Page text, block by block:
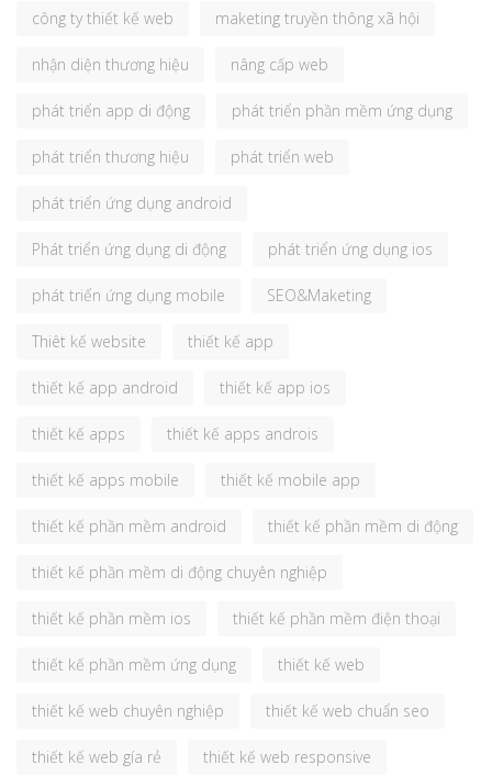
công ty thiết kế web maketing truyền thông xã hội
nhận diện thương hiệu nâng cấp web
phát triển app di động phát triển phần mềm ứng dụng
phát triển thương hiệu phát triển web
phát triển ứng dụng android
Phát triển ứng dụng di động phát triển ứng dụng ios
phát triển ứng dụng mobile SEO&Maketing
Thiêt kế website thiết kế app
thiết kế app android thiết kế app ios
thiết kế apps thiết kế apps androis
thiết kế apps mobile thiết kế mobile app
thiết kế phần mềm android thiết kế phần mềm di động
thiết kế phần mềm di động chuyên nghiệp
thiết kế phần mềm ios thiết kế phần mềm điện thoại
thiết kế phần mềm ứng dụng thiết kế web
thiết kế web chuyên nghiệp thiết kế web chuẩn seo
thiết kế web gía rẻ thiết kế web responsive